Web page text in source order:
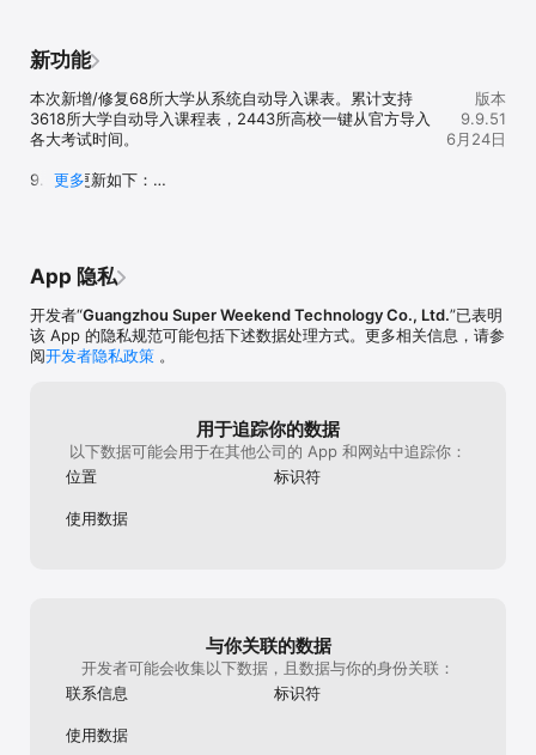
【你的建议将帮助我们不断改进】
级课程表找到我们的官方账号），我们都会在下一个版本努力做得更
好！
新功能
本次新增/修复68所大学从系统自动导入课表。累计支持
3618所大学自动导入课程表，2443所高校一键从官方导入
各大考试时间。
9.9.51更新如下：
音/小红书/微博搜索超级课程表找到我们的官方账号），十
的海底捞！
更多
版本
9.9.51
6月24日
App 隐私
开发者“Guangzhou Super Weekend Technology Co., Ltd.”已表明
该 App 的隐私规范可能包括下述数据处理方式。更多相关信息，请参
阅开发者隐私政策 。
用于追踪你的数据
以下数据可能会用于在其他公司的 App 和网站中追踪你：
位置
标识符
使用数据
与你关联的数据
开发者可能会收集以下数据，且数据与你的身份关联：
联系信息
标识符
使用数据